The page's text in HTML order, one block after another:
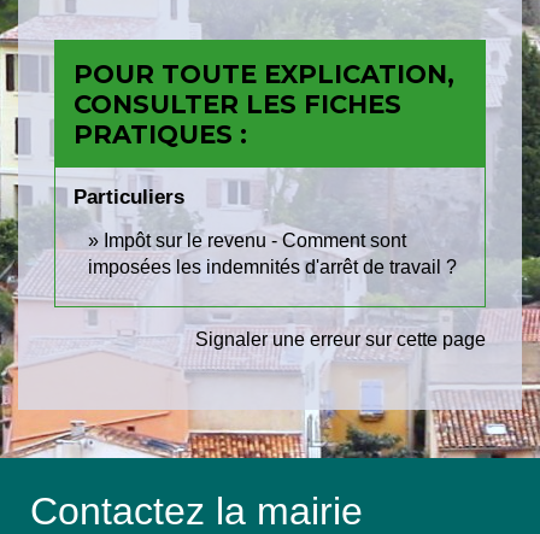
POUR TOUTE EXPLICATION,
CONSULTER LES FICHES
PRATIQUES :
Particuliers
Impôt sur le revenu - Comment sont
imposées les indemnités d'arrêt de travail ?
Signaler une erreur sur cette page
Contactez la mairie